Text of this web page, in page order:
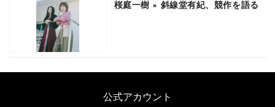
桜庭一樹 × 斜線堂有紀、競作を語る
公式アカウント